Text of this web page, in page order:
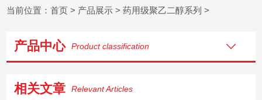
当前位置：首页 > 产品展示 >药用级聚乙二醇系列 >
产品中心 Product classification
相关文章 Relevant Articles